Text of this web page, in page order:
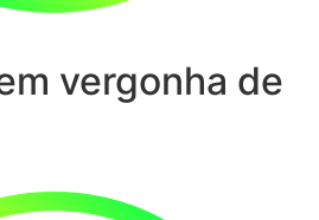
vergonha de